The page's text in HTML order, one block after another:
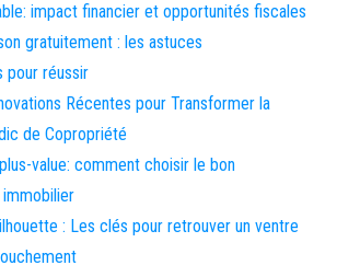
impact financier et opportunités fiscales
gratuitement : les astuces
pour réussir
Récentes pour Transformer la
de Copropriété
value: comment choisir le bon
: Les clés pour retrouver un ventre